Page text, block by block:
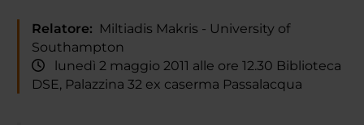
Relatore: Miltiadis Makris - University of
Southampton
lunedì 2 maggio 2011 alle ore 12.30 Biblioteca
DSE, Palazzina 32 ex caserma Passalacqua